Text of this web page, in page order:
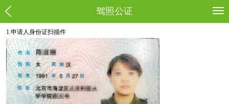
驾照公证
1.申请人身份证扫描件